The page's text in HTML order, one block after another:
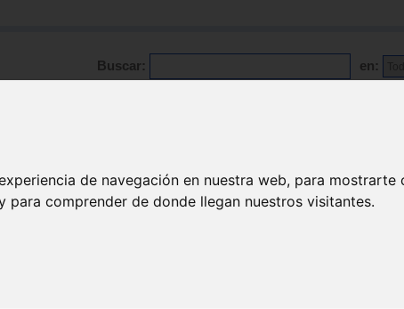
de navegación en nuestra web, para
comprender de donde llegan nuestros visitantes.
Buscar: en: